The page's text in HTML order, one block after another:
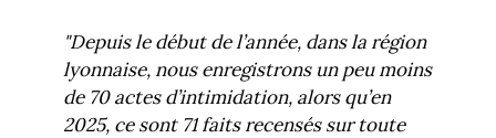
"Depuis le début de l’année, dans la région
lyonnaise, nous enregistrons un peu moins
de 70 actes d’intimidation, alors qu’en
2025, ce sont 71 faits recensés sur toute